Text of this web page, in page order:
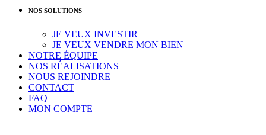
NOS SOLUTIONS
JE VEUX INVESTIR
JE VEUX VENDRE MON BIEN
NOTRE ÉQUIPE
NOS RÉALISATIONS
NOUS REJOINDRE
CONTACT
FAQ
MON COMPTE